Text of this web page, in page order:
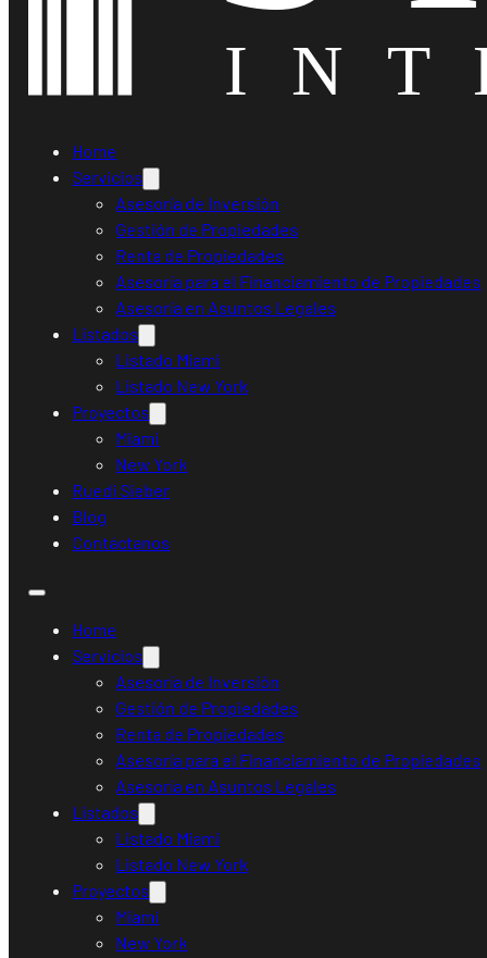
Home
Servicios
Asesoría de Inversión
Gestión de Propiedades
Renta de Propiedades
Asesoría para el Financiamiento de Propiedades
Asesoría en Asuntos Legales
Listados
Listado Miami
Listado New York
Proyectos
Miami
New York
Ruedi Sieber
Blog
Contáctanos
Home
Servicios
Asesoría de Inversión
Gestión de Propiedades
Renta de Propiedades
Asesoría para el Financiamiento de Propiedades
Asesoría en Asuntos Legales
Listados
Listado Miami
Listado New York
Proyectos
Miami
New York